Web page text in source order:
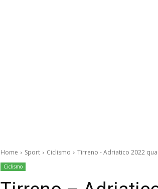
Home Sport Ciclismo Tirreno - Adriatico 2022
Ciclismo